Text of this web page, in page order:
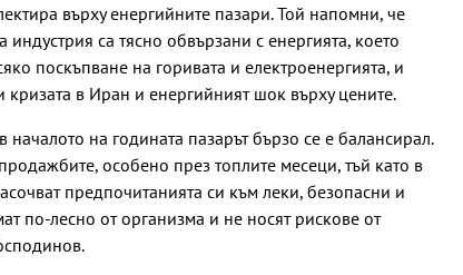
върху енергийните пазари. Той напомни, че
са тясно обвързани с енергията, което
поскъпване на горивата и електроенергията, и
кризата в Иран и енергийният шок върху цените.
началото на годината пазарът бързо се е балансирал.
особено през топлите месеци, тъй като в
предпочитанията си към леки, безопасни и
по-лесно от организма и не носят рискове от
Честваме паметта на
Лаврентий
Илиан Илиев: Трудно
мога да си обясня този
срив за 8 минути